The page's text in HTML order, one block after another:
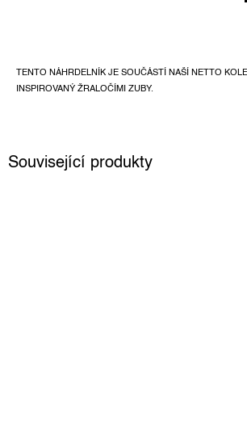
TENTO NÁHRDELNÍK JE SOUČÁSTÍ NAŠÍ NETTO
INSPIROVANÝ ŽRALOČÍMI ZUBY.
Související produkty